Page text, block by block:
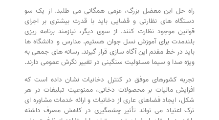
راه حل این معضل بزرگ، عزمی همگانی می طلبد. از یک سو
دستگاه های نظارتی و قضایی باید با قدرت بیشتری بر اجرای
قوانین موجود نظارت کنند. از سوی دیگر، نیازمند برنامه ریزی
بلندمدت برای آموزش نسل جوان هستیم. مدارس و دانشگاه ها
باید در خط مقدم این آگاه سازی قرار گیرند. رسانه های جمعی به
ویژه صدا و سیما مسئولیت سنگینی در تغییر نگرش عمومی دارند.
تجربه کشورهای موفق در کنترل دخانیات نشان داده است که
افزایش مالیات بر محصولات دخانی، ممنوعیت تبلیغات در هر
شکل، ایجاد فضاهای عاری از دخانیات و ارائه خدمات مشاوره ای
ترک اعتیاد می تواند تأثیر چشمگیری در کاهش مصرف داشته